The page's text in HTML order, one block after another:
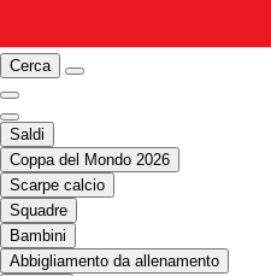
Cerca
Saldi
Coppa del Mondo 2026
Scarpe calcio
Squadre
Bambini
Abbigliamento da allenamento